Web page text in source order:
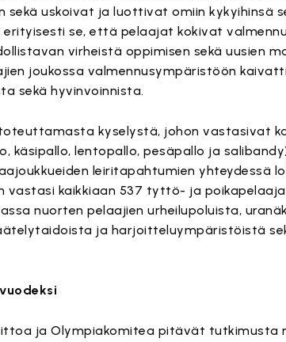
uskoivat ja luottivat omiin kykyihinsä
se, että pelaajat kokivat
virheistä oppimisen sekä uusien
joukossa valmennusympäristöön
sekä hyvinvoinnista.
kyselystä, johon vastasivat
käsipallo, lentopallo, pesäpallo ja
leiritapahtumien yhteydessä
vastasi kaikkiaan 537 tyttö- ja
nuorten pelaajien urheilupoluista,
ja harjoitteluympäristöistä
ja Olympiakomitea pitävät tutkimusta